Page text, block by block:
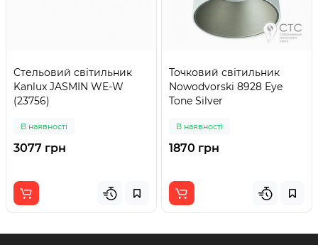
Стельовий світильник
Kanlux JASMIN WE-W
(23756)
В наявності
3077 грн
Точковий світильник
Nowodvorski 8928 Eye
Tone Silver
В наявності
1870 грн